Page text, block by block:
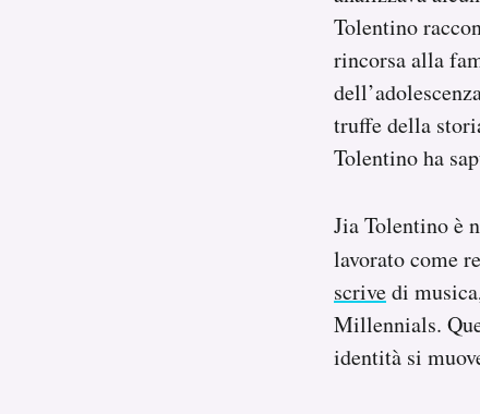
Tolentino
rincorsa alla
truffe della
Tolentino ha
Jia Tolentino è
lavorato come
scrivedi
Millennials.
identità si